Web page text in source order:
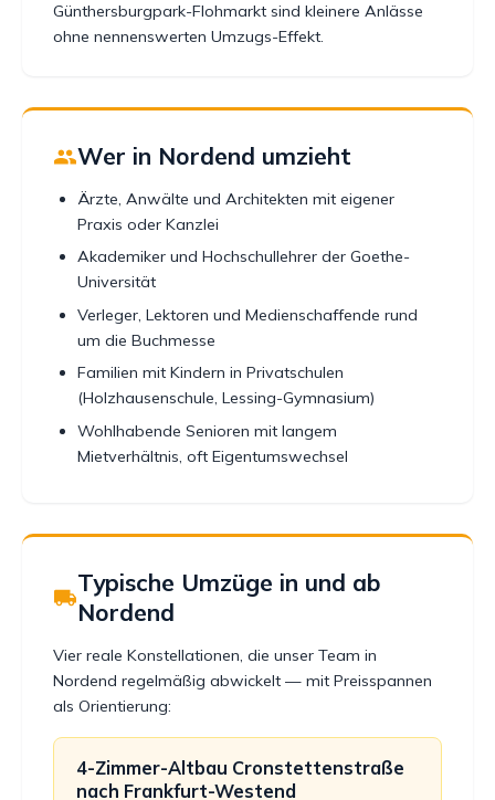
Günthersburgpark-Flohmarkt sind kleinere Anlässe
ohne nennenswerten Umzugs-Effekt.
Wer in Nordend umzieht
Ärzte, Anwälte und Architekten mit eigener
Praxis oder Kanzlei
Akademiker und Hochschullehrer der Goethe-
Universität
Verleger, Lektoren und Medienschaffende rund
um die Buchmesse
Familien mit Kindern in Privatschulen
(Holzhausenschule, Lessing-Gymnasium)
Wohlhabende Senioren mit langem
Mietverhältnis, oft Eigentumswechsel
Typische Umzüge in und ab
Nordend
Vier reale Konstellationen, die unser Team in
Nordend regelmäßig abwickelt — mit Preisspannen
als Orientierung:
4-Zimmer-Altbau Cronstettenstraße
nach Frankfurt-Westend